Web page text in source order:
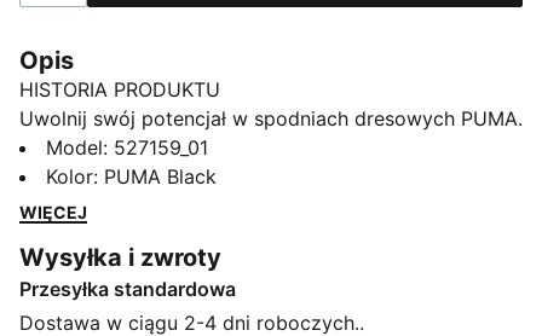
Opis
HISTORIA PRODUKTU
Uwolnij swój potencjał w spodniach dresowych PUMA.
Zaprojektowany z myślą o najwyższej wydajności
model zapewnia przewiewność, elastyczność i
miejsce do przechowywania swoich drobiazgów.
umożliwia indywidualne dopasowanie, dzięki czemu
joggery te są idealnym kompanem podczas przygód.
CECHY + KORZYŚCI
Model: 527159_01
Kolor: PUMA Black
WIĘCEJ
Wysyłka i zwroty
Przesyłka standardowa
Dostawa w ciągu 2-4 dni roboczych..